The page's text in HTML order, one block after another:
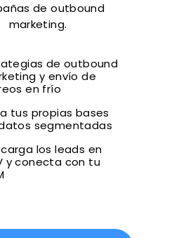
de outbound
marketing.
de outbound
y envío de
en frío
tus propias bases
segmentadas
los leads en
y conecta con tu